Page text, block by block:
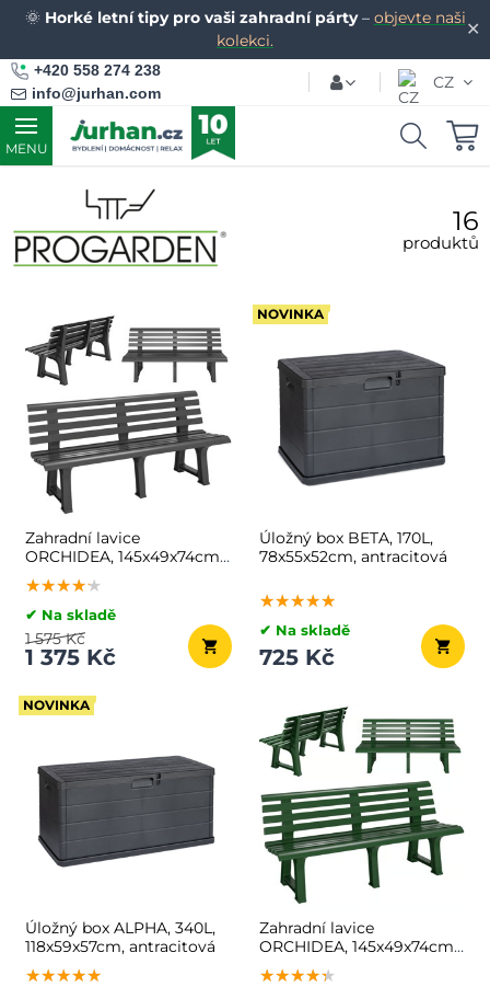
✕
🌞 Horké letní tipy pro vaši zahradní párty– objevte naši
kolekci.
+420 558 274 238
info@jurhan.com
CZ
MENU
16
produktů
Zahradní lavice
ORCHIDEA, 145x49x74cm,
antracitová
★★★★★
★★★★★
★★★★★
✔ Na skladě
1 375 Kč
1 575 Kč
NOVINKA
Úložný box BETA, 170L,
78x55x52cm, antracitová
★★★★★
★★★★★
★★★★★
✔ Na skladě
725 Kč
NOVINKA
Úložný box ALPHA, 340L,
118x59x57cm, antracitová
★★★★★
★★★★★
★★★★★
Zahradní lavice
ORCHIDEA, 145x49x74cm,
zelená
★★★★★
★★★★★
★★★★★